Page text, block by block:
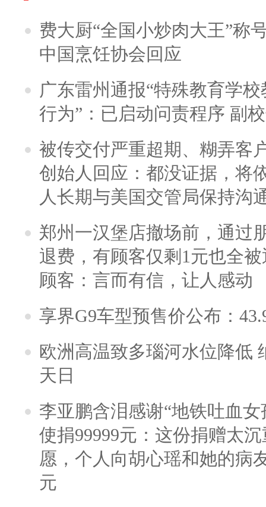
费大厨“全国小炒肉大王”称
中国烹饪协会回应
广东雷州通报“特殊教育学
行为”：已启动问责程序 副
被传交付严重超期、糊弄客
创始人回应：都没证据，将
人长期与美国交管局保持沟
郑州一汉堡店撤场前，通过
退费，有顾客仅剩1元也全
顾客：言而有信，让人感动
享界G9车型预售价公布：
欧洲高温致多瑙河水位降低
天日
李亚鹏含泪感谢“地铁吐血
使捐99999元：这份捐赠太
愿，个人向胡心瑶和她的病
元